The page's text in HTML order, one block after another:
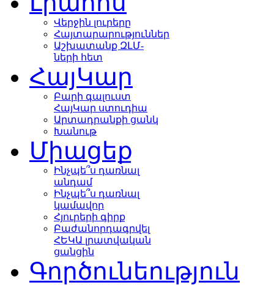
Վերջին լուրերը
Հայտարարություններ
Աշխատանք ԶԼՄ-
ների հետ
ՀայԿար
Բարի գալուստ
ՀայԿար ստուդիա
Արտադրանքի ցանկ
Խանութ
Միացեք
Ինչպե՞ս դառնալ
անդամ
Ինչպե՞ս դառնալ
կամավոր
Հյուրերի գիրք
Բաժանորդագրվել
ՀԵԿԱ լրատվական
ցանցին
Գործունեություն